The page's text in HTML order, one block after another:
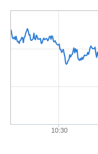
10:30